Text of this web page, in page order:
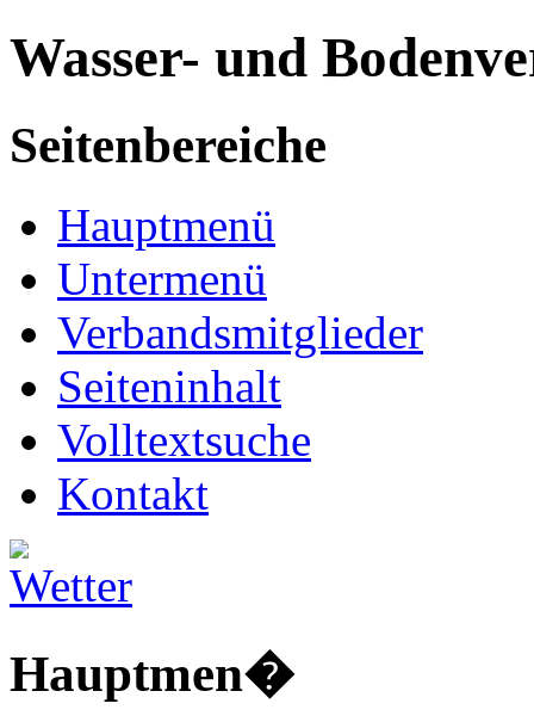
Wasser- und
Seitenbereiche
Hauptmenü
Untermenü
Verbandsmitglieder
Seiteninhalt
Volltextsuche
Kontakt
Hauptmen�